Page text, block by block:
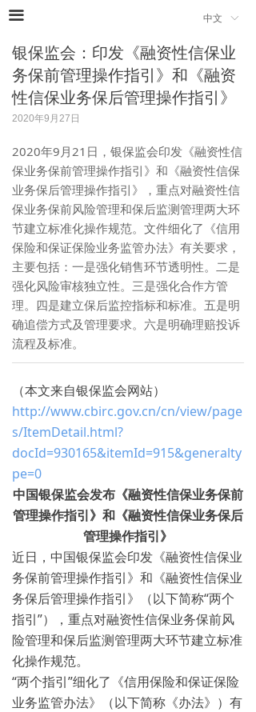
끀 ꀅ
中文
银保监会：印发《融资性信保业
务保前管理操作指引》和《融资
性信保业务保后管理操作指引》
2020年9月27日
2020年9月21日，银保监会印发《融资性信
保业务保前管理操作指引》和《融资性信保
业务保后管理操作指引》，重点对融资性信
保业务保前风险管理和保后监测管理两大环
节建立标准化操作规范。文件细化了《信用
保险和保证保险业务监管办法》有关要求，
主要包括：一是强化销售环节透明性。二是
强化风险审核独立性。三是强化合作方管
理。四是建立保后监控指标和标准。五是明
确追偿方式及管理要求。六是明确理赔投诉
流程及标准。
（本文来自银保监会网站）
http://www.cbirc.gov.cn/cn/view/page
s/ItemDetail.html?
docId=930165&itemId=915&generalty
pe=0
中国银保监会发布《融资性信保业务保前
管理操作指引》和《融资性信保业务保后
管理操作指引》
近日，中国银保监会印发《融资性信保业
务保前管理操作指引》和《融资性信保业
务保后管理操作指引》（以下简称“两个
指引”），重点对融资性信保业务保前风
险管理和保后监测管理两大环节建立标准
化操作规范。
“两个指引”细化了《信用保险和保证保险
业务监管办法》（以下简称《办法》）有